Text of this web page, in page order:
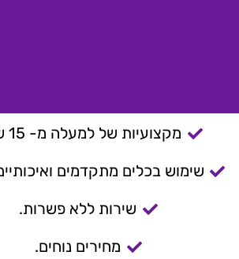
מקצועיות של למעלה מ- 15 שנה.
שימוש בכלים מתקדמים
שירות ללא פשרות.
מחירים נוחים.